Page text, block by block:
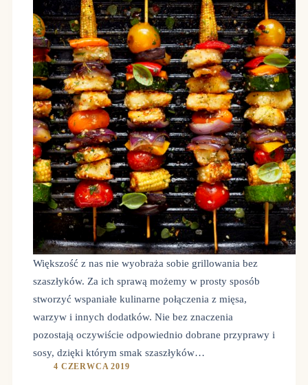
Większość z nas nie wyobraża sobie grillowania bez
szaszłyków. Za ich sprawą możemy w prosty sposób
stworzyć wspaniałe kulinarne połączenia z mięsa,
warzyw i innych dodatków. Nie bez znaczenia
pozostają oczywiście odpowiednio dobrane przyprawy i
sosy, dzięki którym smak szaszłyków…
4 CZERWCA 2019